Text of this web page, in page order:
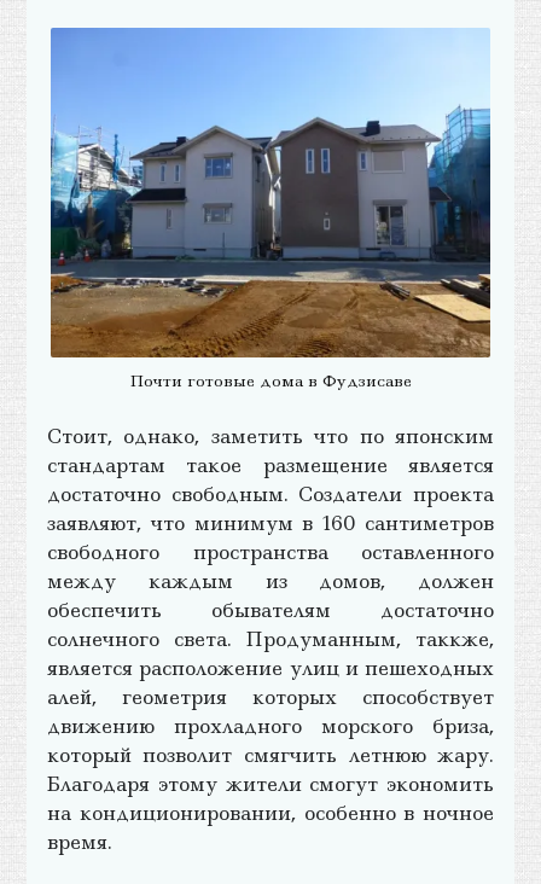
Почти готовые дома в Фудзисаве
Стоит, однако, заметить что по японским
стандартам такое размещение является
достаточно свободным. Создатели проекта
заявляют, что минимум в 160 сантиметров
свободного пространства оставленного
между каждым из домов, должен
обеспечить обывателям достаточно
солнечного света. Продуманным, таккже,
является расположение улиц и пешеходных
алей, геометрия которых способствует
движению прохладного морского бриза,
который позволит смягчить летнюю жару.
Благодаря этому жители смогут экономить
на кондиционировании, особенно в ночное
время.